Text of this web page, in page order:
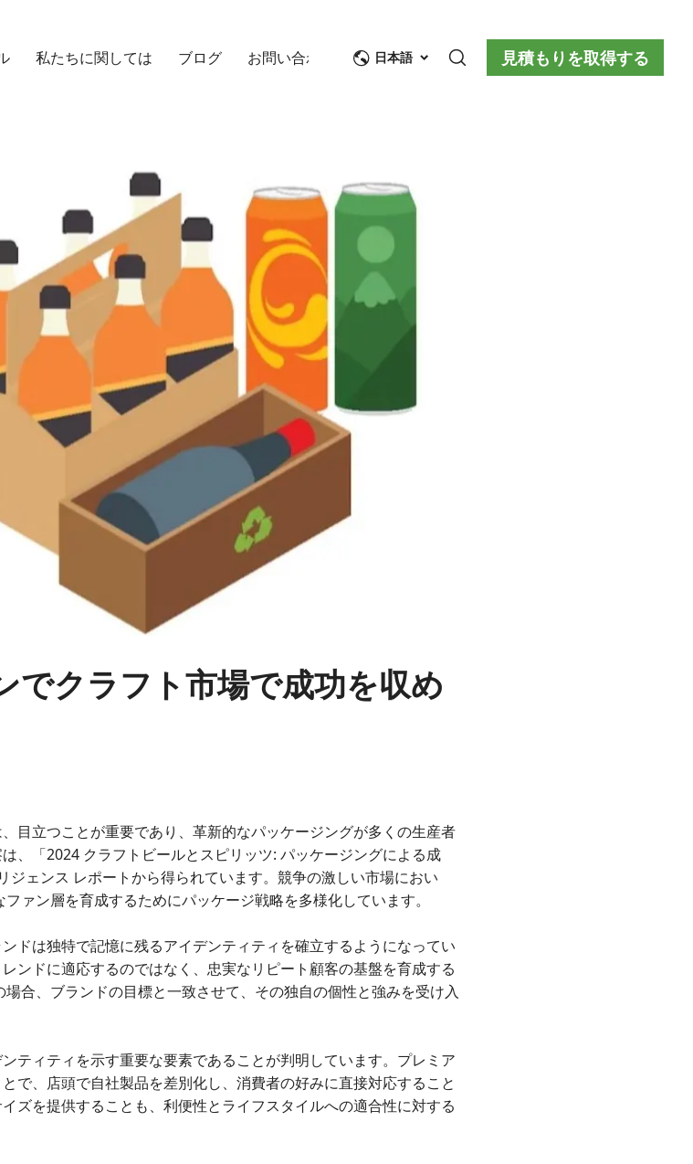
私たちに関しては ブログ お問い合わせ 日本語 見積もりを取得する
でクラフト市場で成功を収め
目立つことが重要であり、革新的なパッケージングが多くの生産者
、「2024 クラフトビールとスピリッツ: パッケージングによる成
ェンス レポートから得られています。競争の激しい市場におい
ァン層を育成するためにパッケージ戦略を多様化しています。
ドは独特で記憶に残るアイデンティティを確立するようになってい
ンドに適応するのではなく、忠実なリピート顧客の基盤を育成する
合、ブランドの目標と一致させて、その独自の個性と強みを受け入
ティティを示す重要な要素であることが判明しています。プレミア
で、店頭​​で自社製品を差別化し、消費者の好みに直接対応すること
ズを提供することも、利便性とライフスタイルへの適合性に対する